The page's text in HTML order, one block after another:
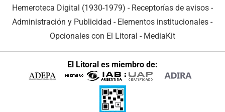
Hemeroteca Digital (1930-1979) - Receptorías de avisos -
Administración y Publicidad - Elementos institucionales -
Opcionales con El Litoral - MediaKit
El Litoral es miembro de: